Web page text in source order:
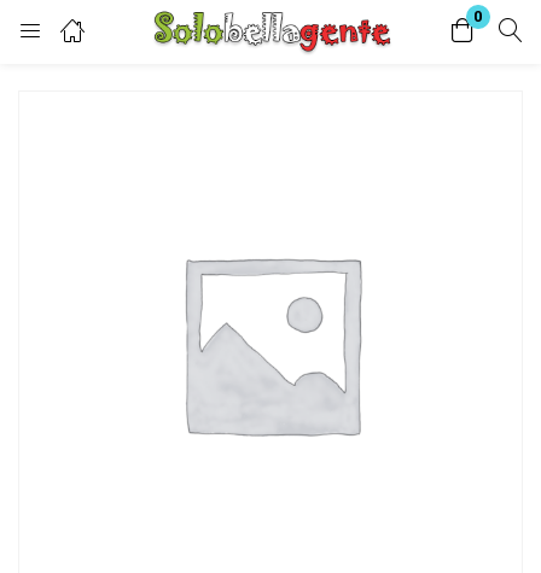
0
Login